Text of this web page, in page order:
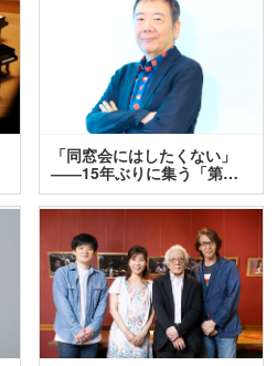
「同窓会にはしたくない」
――15年ぶりに集う「第…